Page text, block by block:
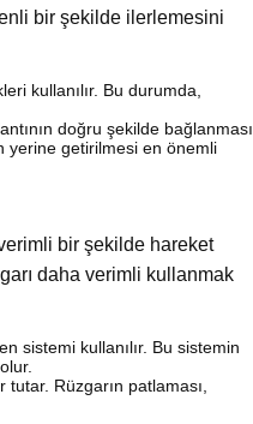
bir şekilde ilerlemesini
kullanılır. Bu durumda,
doğru şekilde bağlanması
yerine getirilmesi en önemli
bir şekilde hareket
daha verimli kullanmak
sistemi kullanılır. Bu sistemin
Rüzgarın patlaması,